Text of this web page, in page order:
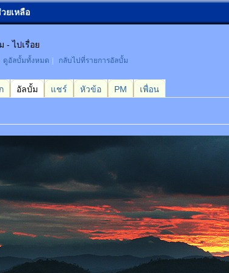
ยเหลือ
- ไปเรื่อย
ดูอัลบั้มทั้งหมด กลับไปที่รายการอัลบั้ม
อัลบั้ม แชร์ หัวข้อ PM เพื่อน